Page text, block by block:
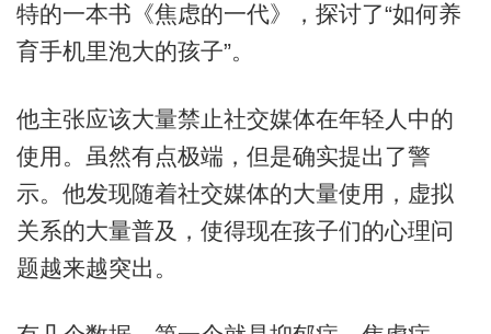
特的一本书《焦虑的一代》，探讨了“如何养
育手机里泡大的孩子”。
他主张应该大量禁止社交媒体在年轻人中的
使用。虽然有点极端，但是确实提出了警
示。他发现随着社交媒体的大量使用，虚拟
关系的大量普及，使得现在孩子们的心理问
题越来越突出。